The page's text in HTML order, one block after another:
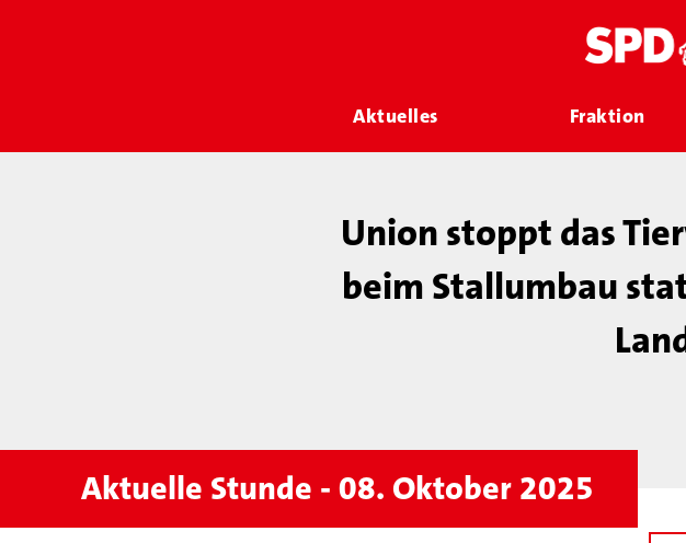
Aktuelles Fraktion
Union stoppt das
beim Stallumbau
Aktuelle Stunde - 08. Oktober 2025